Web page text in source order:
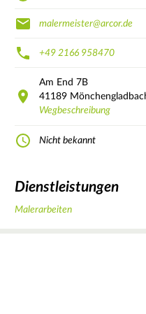
malermeister@arcor.de
+49 2166 958470
Am End 7B
41189
Wegbeschreibung
Nicht bekannt
Dienstleistungen
Malerarbeiten